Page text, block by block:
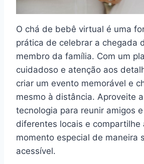
O chá de bebê virtual é uma
prática de celebrar a chegada
membro da família. Com um
cuidadoso e atenção aos
criar um evento memorável e
mesmo à distância. Aproveite
tecnologia para reunir amigos
diferentes locais e compartilhe
momento especial de maneira
acessível.